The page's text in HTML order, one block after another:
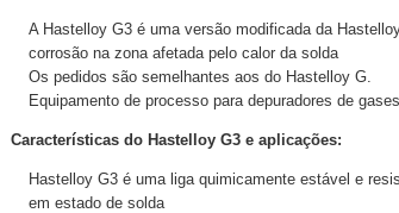
A Hastelloy G3 é uma versão modificada da
corrosão na zona afetada pelo calor da solda
Os pedidos são semelhantes aos do Hastelloy G.
Equipamento de processo para depuradores de
Características do Hastelloy G3 e aplicações:
Hastelloy G3 é uma liga quimicamente estável e
em estado de solda